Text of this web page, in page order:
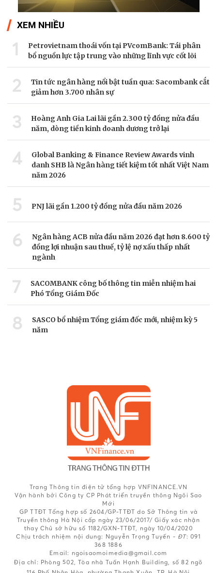
XEM NHIỀU
1
Petrovietnam thoái vốn tại PVcomBank: Tái phân
bổ nguồn lực tập trung vào những lĩnh vực cốt lõi
2
Tin tức ngân hàng nổi bật tuần qua: Sacombank cắt
giảm hơn 3.700 nhân sự
3
Hoàng Anh Gia Lai lãi gần 2.300 tỷ đồng nửa đầu
năm, dòng tiền kinh doanh dương trở lại
4
Global Banking & Finance Review Awards vinh
danh SHB là Ngân hàng tiết kiệm tốt nhất Việt Nam
năm 2026
5 PNJ lãi gần 1.200 tỷ đồng nửa đầu năm 2026
6
Ngân hàng ACB nửa đầu năm 2026 đạt hơn 8.600 tỷ
đồng lợi nhuận sau thuế, tỷ lệ nợ xấu thấp nhất
ngành
7
SACOMBANK công bố thông tin miễn nhiệm hai
Phó Tổng Giám Đốc
8
SASCO bổ nhiệm Tổng giám đốc mới, nhiệm kỳ 5
năm
Trang Thông tin điện tử tổng hợp VNFINANCE.VN
Vận hành bởi Công ty CP Phát triển truyền thông Ngôi Sao
Mới
GP TTĐT Tổng hợp số 2604/GP-TTĐT do Sở Thông tin và
Truyền thông Hà Nội cấp ngày 23/06/2017/ Giấy xác nhận
thay Chủ sở hữu số 1182/GXN-TTĐT, ngày 10/04/2020
Chịu trách nhiệm nội dung: Nguyễn Trọng Tuyến - ĐT: 091
368 1886
Email: ngoisaomoimedia@gmail.com
Địa chỉ: Phòng 502, Tòa nhà Tuấn Hạnh Building, số 82 ngõ